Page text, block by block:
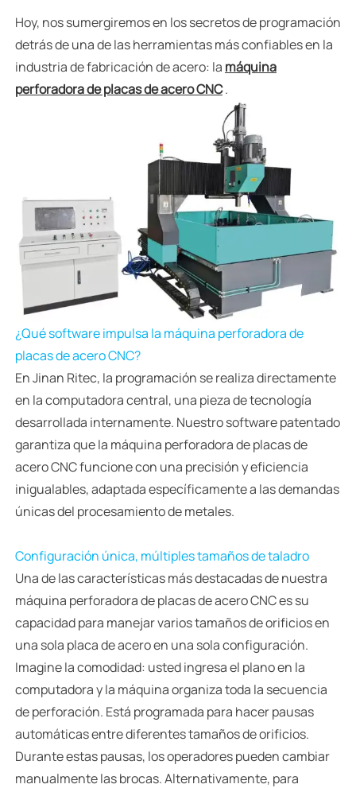
Hoy, nos sumergiremos en los secretos de programación
detrás de una de las herramientas más confiables en la
industria de fabricación de acero: la máquina
perforadora de placas de acero CNC.
¿Qué software impulsa la máquina perforadora de
placas de acero CNC?
En Jinan Ritec, la programación se realiza directamente
en la computadora central, una pieza de tecnología
desarrollada internamente. Nuestro software patentado
garantiza que la máquina perforadora de placas de
acero CNC funcione con una precisión y eficiencia
inigualables, adaptada específicamente a las demandas
únicas del procesamiento de metales.
Configuración única, múltiples tamaños de taladro
Una de las características más destacadas de nuestra
máquina perforadora de placas de acero CNC es su
capacidad para manejar varios tamaños de orificios en
una sola placa de acero en una sola configuración.
Imagine la comodidad: usted ingresa el plano en la
computadora y la máquina organiza toda la secuencia
de perforación. Está programada para hacer pausas
automáticas entre diferentes tamaños de orificios.
Durante estas pausas, los operadores pueden cambiar
manualmente las brocas. Alternativamente, para